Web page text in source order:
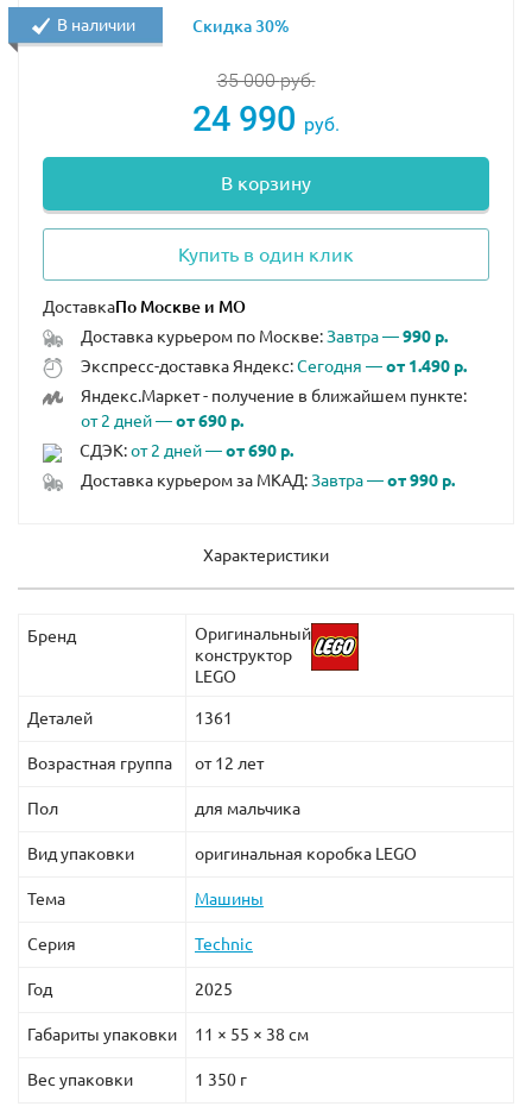
35 000руб.
24 990 руб.
В корзину
Купить в один клик
Доставка
Доставка курьером по Москве:Завтра —990 р.
Экспресс-доставка Яндекс:Сегодня —от 1.490 р.
Яндекс.Маркет - получение в ближайшем пункте:
от 2 дней —от 690 р.
СДЭК:от 2 дней —от 690 р.
Доставка курьером за МКАД:Завтра —от 990 р.
В наличии Скидка 30%
Характеристики
Бренд
Оригинальный
конструктор
LEGO
Деталей 1361
Возрастная группа от 12 лет
Пол для мальчика
Вид упаковки оригинальная коробка LEGO
Тема Машины
Серия Technic
Год 2025
Габариты упаковки 11 × 55 × 38 см
Вес упаковки 1 350 г